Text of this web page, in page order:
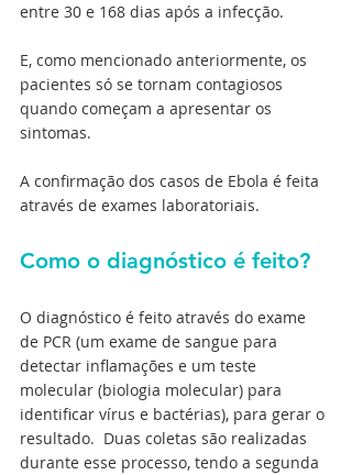
entre 30 e 168 dias após a infecção.
E, como mencionado anteriormente, os
pacientes só se tornam contagiosos
quando começam a apresentar os
sintomas.
A confirmação dos casos de Ebola é feita
através de exames laboratoriais.
Como o diagnóstico é feito?
O diagnóstico é feito através do exame
de PCR (um exame de sangue para
detectar inflamações e um teste
molecular (biologia molecular) para
identificar vírus e bactérias), para gerar o
resultado.  Duas coletas são realizadas
durante esse processo, tendo a segunda